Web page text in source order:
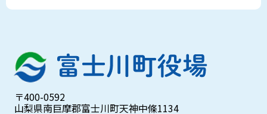
〒400-0592
山梨県南巨摩郡富士川町天神中條1134